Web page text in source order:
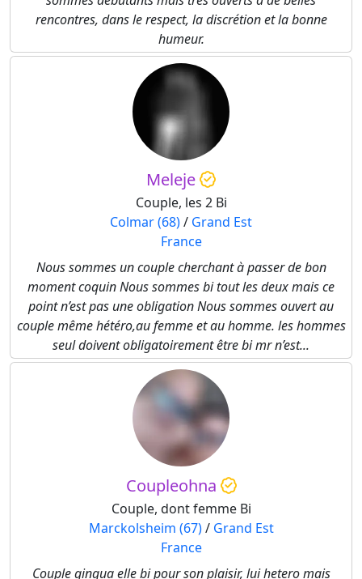
rencontres, dans le respect, la discrétion et la bonne
humeur.
Meleje
Couple, les 2 Bi
Colmar (68)/ Grand Est
France
Nous sommes un couple cherchant à passer de bon
moment coquin Nous sommes bi tout les deux mais ce
point n’est pas une obligation Nous sommes ouvert au
couple même hétéro,au femme et au homme. les hommes
seul doivent obligatoirement être bi mr n’est...
Coupleohna
Couple, dont femme Bi
Marckolsheim (67)/ Grand Est
France
Couple qinqua elle bi pour son plaisir, lui hetero mais